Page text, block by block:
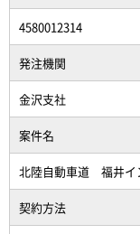
4580012314
発注機関
金沢支社
案件名
北陸自動車道 福井イ
契約方法